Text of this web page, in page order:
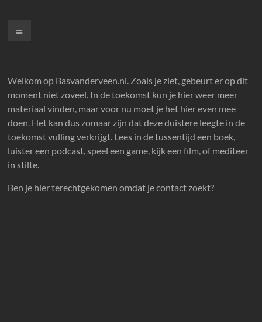
Menu
Welkom op Basvanderveen.nl. Zoals je ziet, gebeurt er op dit
moment niet zoveel. In de toekomst kun je hier weer meer
materiaal vinden, maar voor nu moet je het hier even mee
doen. Het kan dus zomaar zijn dat deze duistere leegte in de
toekomst vulling verkrijgt. Lees in de tussentijd een boek,
luister een podcast, speel een game, kijk een film, of mediteer
in stilte.
Ben je hier terechtgekomen omdat je contact zoekt?